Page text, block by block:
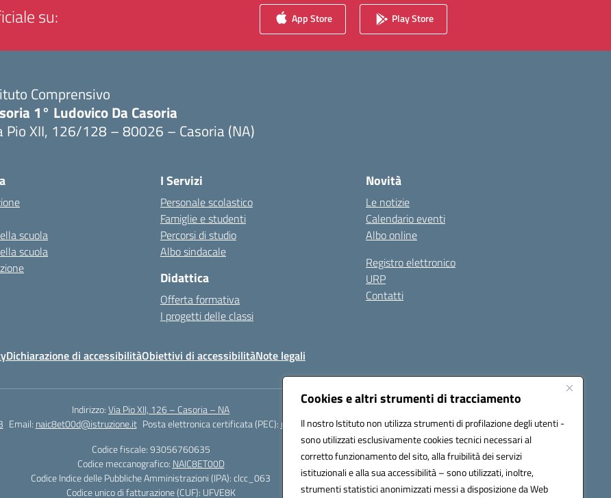
Cookies e altri strumenti di tracciamento
Il nostro Istituto non utilizza strumenti di profilazione degli utenti -
sono utilizzati esclusivamente cookies tecnici necessari al
corretto funzionamento del sito, alla fruibilità dei servizi
istituzionali e alla sua accessibilità – sono utilizzati, inoltre,
strumenti statistici anonimizzati messi a disposizione da Web
su: App Store Play Store
Comprensivo
1° Ludovico Da Casoria
Pio XII, 126/128 – 80026 – Casoria (NA)
scuola
scuola
I Servizi
Personale scolastico
Famiglie e studenti
Percorsi di studio
Albo sindacale
Didattica
Offerta formativa
I progetti delle classi
Novità
Le notizie
Calendario eventi
Albo online
Registro elettronico
URP
Contatti
Dichiarazione di accessibilitàObiettivi di accessibilitàNote legali
Indirizzo:Via Pio XII, 126 – Casoria – NA
Email: naic8et00d@istruzione.it Posta elettronica certificata (PEC): naic8et00d@pec.istruzione.it
Codice fiscale: 93056760635
Codice meccanografico: NAIC8ET00D
Codice Indice delle Pubbliche Amministrazioni (IPA): clcc_063
Codice unico di fatturazione (CUF): UFVE8K